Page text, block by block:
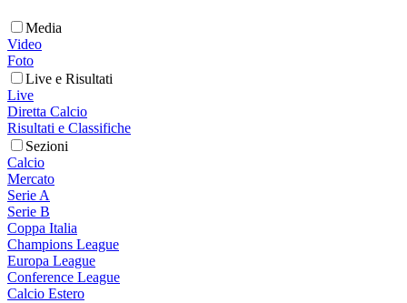
Media
Video
Foto
Live e Risultati
Live
Diretta Calcio
Risultati e Classifiche
Sezioni
Calcio
Mercato
Serie A
Serie B
Coppa Italia
Champions League
Europa League
Conference League
Calcio Estero